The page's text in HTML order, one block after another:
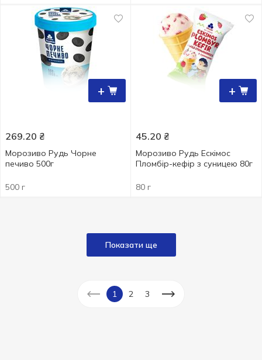
+
269.20 ₴
Морозиво Рудь Чорне
печиво 500г
500 г
+
45.20 ₴
Морозиво Рудь Ескімос
Пломбір-кефір з суницею 80г
80 г
Показати ще
1 2 3